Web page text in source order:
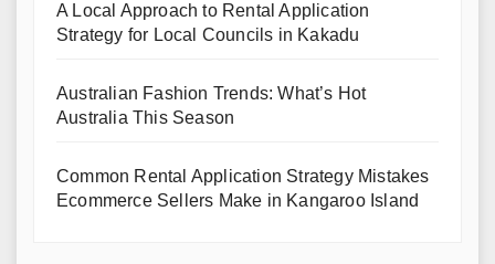
A Local Approach to Rental Application
Strategy for Local Councils in Kakadu
Australian Fashion Trends: What’s Hot
Australia This Season
Common Rental Application Strategy Mistakes
Ecommerce Sellers Make in Kangaroo Island